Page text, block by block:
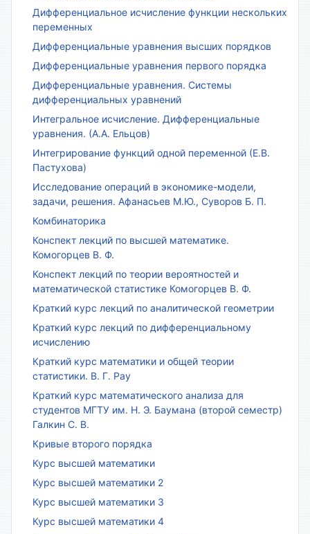
Дифференциальное исчисление функции нескольких
переменных
Дифференциальные уравнения высших порядков
Дифференциальные уравнения первого порядка
Дифференциальные уравнения. Системы
дифференциальных уравнений
Интегральное исчисление. Дифференциальные
уравнения. (А.А. Ельцов)
Интегрирование функций одной переменной (Е.В.
Пастухова)
Исследование операций в экономике-модели,
задачи, решения. Афанасьев М.Ю., Суворов Б. П.
Комбинаторика
Конспект лекций по высшей математике.
Комогорцев В. Ф.
Конспект лекций по теории вероятностей и
математической статистике Комогорцев В. Ф.
Краткий курс лекций по аналитической геометрии
Краткий курс лекций по дифференциальному
исчислению
Краткий курс математики и общей теории
статистики. В. Г. Рау
Краткий курс математического анализа для
студентов МГТУ им. Н. Э. Баумана (второй семестр)
Галкин С. В.
Кривые второго порядка
Курс высшей математики
Курс высшей математики 2
Курс высшей математики 3
Курс высшей математики 4